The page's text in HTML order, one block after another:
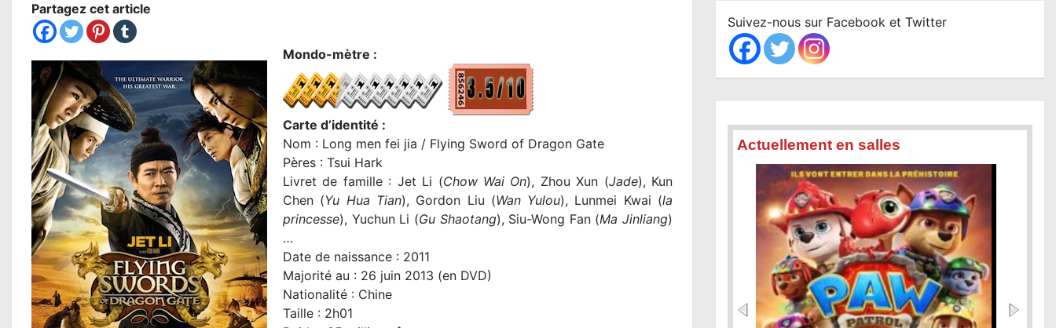
Partagez cet article
Mondo-mètre :
Carte d’identité :
Nom : Long men fei jia / Flying Sword of Dragon Gate
Pères : Tsui Hark
Livret de famille : Jet Li (Chow Wai On), Zhou Xun (Jade), Kun
Chen (Yu Hua Tian), Gordon Liu (Wan Yulou), Lunmei Kwai (la
princesse), Yuchun Li (Gu Shaotang), Siu-Wong Fan (Ma Jinliang)
…
Date de naissance : 2011
Majorité au : 26 juin 2013 (en DVD)
Nationalité : Chine
Taille : 2h01
c
h
Suivez-nous sur Facebook et Twitter
Actuellement en salles